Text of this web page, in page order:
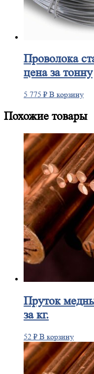
Проволока
цена за тонну
5 775 ₽ В корзину
Похожие товары
Пруток
за кг.
52 ₽ В корзину